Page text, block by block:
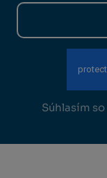
Súhlasím so